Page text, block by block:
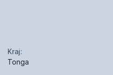
Kraj:
Tonga